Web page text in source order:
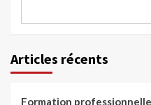
Articles récents
Formation